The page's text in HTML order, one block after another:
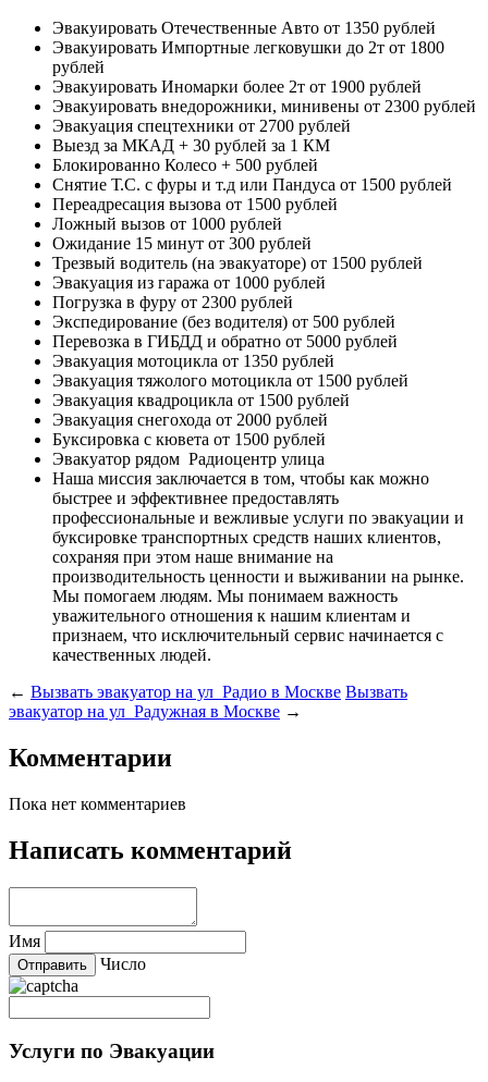
Эвакуировать Отечественные Авто от 1350 рублей
Эвакуировать Импортные легковушки до 2т от 1800
рублей
Эвакуировать Иномарки более 2т от 1900 рублей
Эвакуировать внедорожники, минивены от 2300 рублей
Эвакуация спецтехники от 2700 рублей
Выезд за МКАД + 30 рублей за 1 КМ
Блокированно Колесо + 500 рублей
Снятие Т.С. с фуры и т.д или Пандуса от 1500 рублей
Переадресация вызова от 1500 рублей
Ложный вызов от 1000 рублей
Ожидание 15 минут от 300 рублей
Трезвый водитель (на эвакуаторе) от 1500 рублей
Эвакуация из гаража от 1000 рублей
Погрузка в фуру от 2300 рублей
Экспедирование (без водителя) от 500 рублей
Перевозка в ГИБДД и обратно от 5000 рублей
Эвакуация мотоцикла от 1350 рублей
Эвакуация тяжолого мотоцикла от 1500 рублей
Эвакуация квадроцикла от 1500 рублей
Эвакуация снегохода от 2000 рублей
Буксировка с кювета от 1500 рублей
Эвакуатор рядом Радиоцентр улица
Наша миссия заключается в том, чтобы как можно
быстрее и эффективнее предоставлять
профессиональные и вежливые услуги по эвакуации и
буксировке транспортных средств наших клиентов,
сохраняя при этом наше внимание на
производительность ценности и выживании на рынке.
Мы помогаем людям. Мы понимаем важность
уважительного отношения к нашим клиентам и
признаем, что исключительный сервис начинается с
качественных людей.
← Вызвать эвакуатор на ул Радио в Москве Вызвать
эвакуатор на ул Радужная в Москве →
Комментарии
Пока нет комментариев
Написать комментарий
Имя
Число
Услуги по Эвакуации